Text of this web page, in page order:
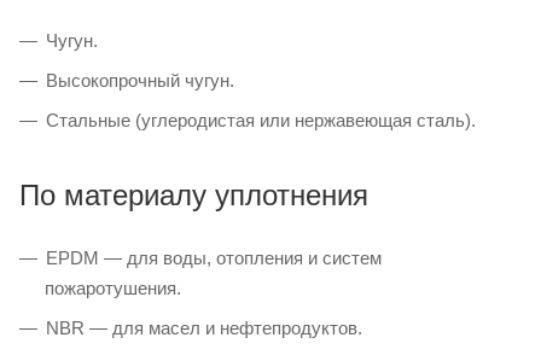
Чугун.
Высокопрочный чугун.
Стальные (углеродистая или нержавеющая сталь).
По материалу уплотнения
EPDM — для воды, отопления и систем
пожаротушения.
NBR — для масел и нефтепродуктов.